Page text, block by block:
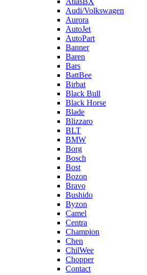
Audi/Volkswagen
Aurora
AutoJet
AutoPart
Banner
Baren
Bars
BattBee
Birbat
Black Bull
Black Horse
Blade
Blizzaro
BLT
BMW
Borg
Bosch
Bost
Bozon
Bravo
Bushido
Byzon
Camel
Centra
Champion
Chen
ChilWee
Chopper
Contact